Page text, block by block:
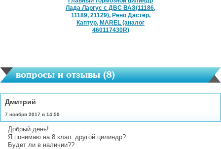
Лада Ларгус с ДВС ВАЗ(11186,
11189, 21129), Рено Дастер,
Каптур, MAREL (аналог
460117430R)
вопросы и отзывы (8)
Дмитрий
7 ноября 2017 в 14:59
Добрый день!
Я понимаю на 8 клап. другой цилиндр?
Будет ли в наличии??